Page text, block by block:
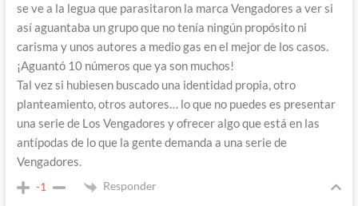
se ve a la legua que parasitaron la marca Vengadores a ver si
así aguantaba un grupo que no tenía ningún propósito ni
carisma y unos autores a medio gas en el mejor de los casos.
¡Aguantó 10 números que ya son muchos!
Tal vez si hubiesen buscado una identidad propia, otro
planteamiento, otros autores… lo que no puedes es presentar
una serie de Los Vengadores y ofrecer algo que está en las
antípodas de lo que la gente demanda a una serie de
Vengadores.
-1 Responder